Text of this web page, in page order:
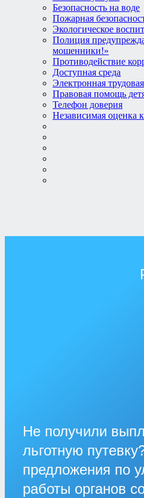
Безопасность на воде
Пожарная
Экологическое
Полиция
мошенники!»
Противодействие
Доступная среда
Электронная
Правовая помощь
Телефон доверия
Независимая оценка
Не получили
льготную
предложения по
работы органов